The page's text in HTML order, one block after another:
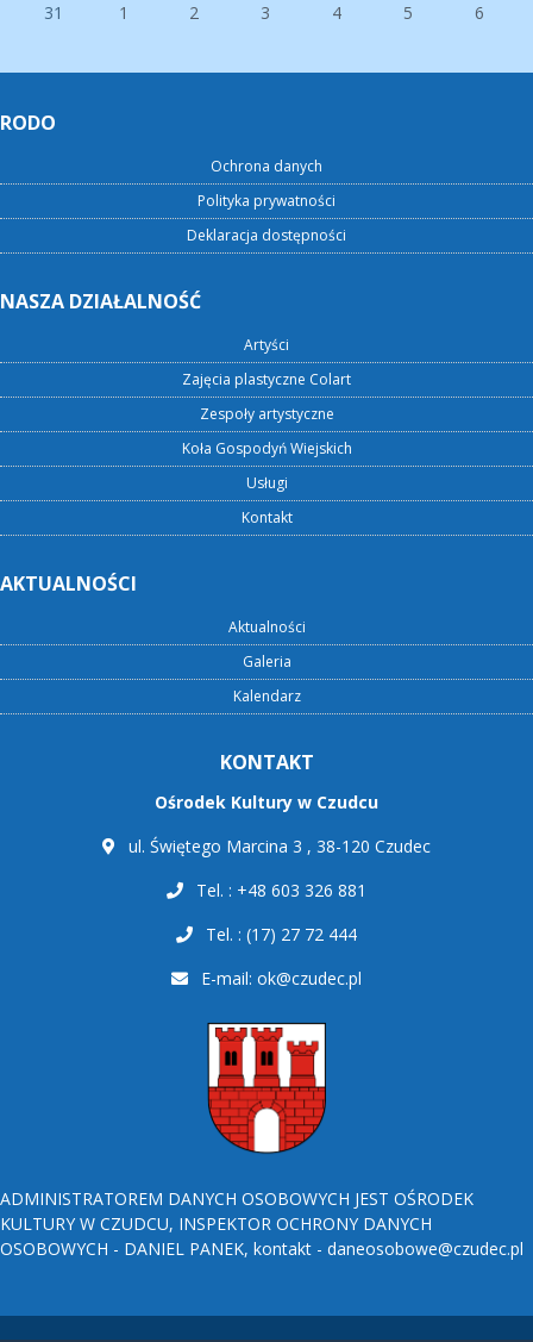
31
1 2 3 4 5 6
RODO
Ochrona danych
Polityka prywatności
Deklaracja dostępności
NASZA DZIAŁALNOŚĆ
Artyści
Zajęcia plastyczne Colart
Zespoły artystyczne
Koła Gospodyń Wiejskich
Usługi
Kontakt
AKTUALNOŚCI
Aktualności
Galeria
Kalendarz
KONTAKT
Ośrodek Kultury w Czudcu
ul. Świętego Marcina 3 , 38-120 Czudec
Tel. : +48 603 326 881
Tel. : (17) 27 72 444
E-mail: ok@czudec.pl
ADMINISTRATOREM DANYCH OSOBOWYCH JEST OŚRODEK
KULTURY W CZUDCU, INSPEKTOR OCHRONY DANYCH
OSOBOWYCH - DANIEL PANEK, kontakt - daneosobowe@czudec.pl